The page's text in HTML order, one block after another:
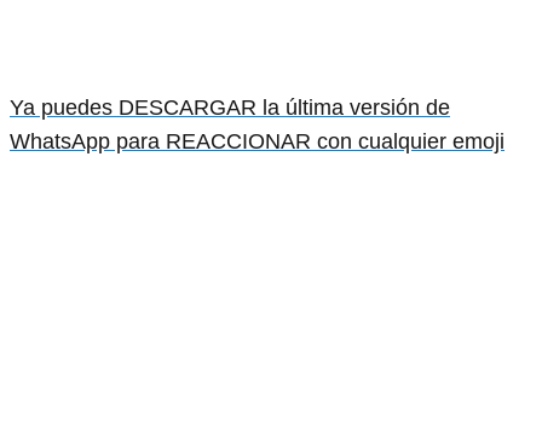
Ya puedes DESCARGAR la última versión de
WhatsApp para REACCIONAR con cualquier emoji